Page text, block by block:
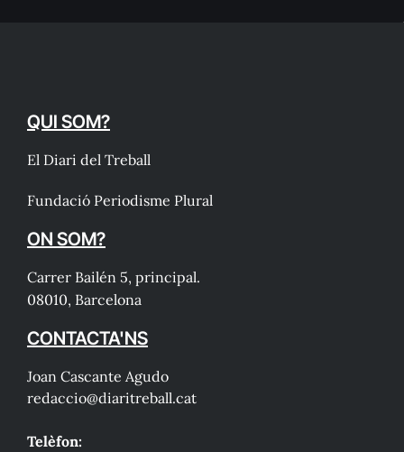
QUI SOM?
El Diari del Treball
Fundació Periodisme Plural
ON SOM?
Carrer Bailén 5, principal.
08010, Barcelona
CONTACTA'NS
Joan Cascante Agudo
redaccio@diaritreball.cat
Telèfon: